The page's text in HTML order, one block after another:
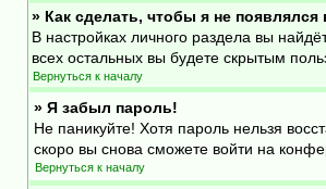
» Как сделать, чтобы я не
В настройках личного раздела вы
всех остальных вы будете скрытым
Вернуться к началу
» Я забыл пароль!
Не паникуйте! Хотя пароль нельзя
скоро вы снова сможете войти на
Вернуться к началу